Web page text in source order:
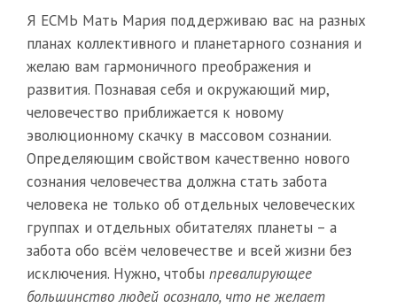
Я ЕСМЬ Мать Мария поддерживаю вас на разных
планах коллективного и планетарного сознания и
желаю вам гармоничного преображения и
развития. Познавая себя и окружающий мир,
человечество приближается к новому
эволюционному скачку в массовом сознании.
Определяющим свойством качественно нового
сознания человечества должна стать забота
человека не только об отдельных человеческих
группах и отдельных обитателях планеты – а
забота обо всём человечестве и всей жизни без
исключения. Нужно, чтобы превалирующее
большинство людей осознало, что не желает